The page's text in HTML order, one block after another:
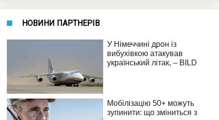
НОВИНИ ПАРТНЕРІВ